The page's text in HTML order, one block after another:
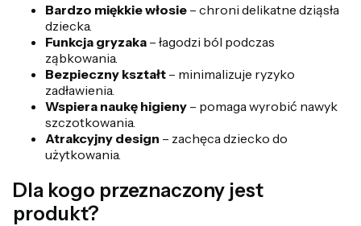
Bardzo miękkie włosie – chroni delikatne dziąsła
dziecka.
Funkcja gryzaka – łagodzi ból podczas
ząbkowania.
Bezpieczny kształt – minimalizuje ryzyko
zadławienia.
Wspiera naukę higieny – pomaga wyrobić nawyk
szczotkowania.
Atrakcyjny design – zachęca dziecko do
użytkowania.
Dla kogo przeznaczony jest
produkt?